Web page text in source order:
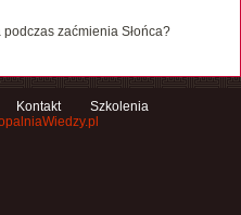
zaćmienia Słońca?
Kontakt
Szkolenia